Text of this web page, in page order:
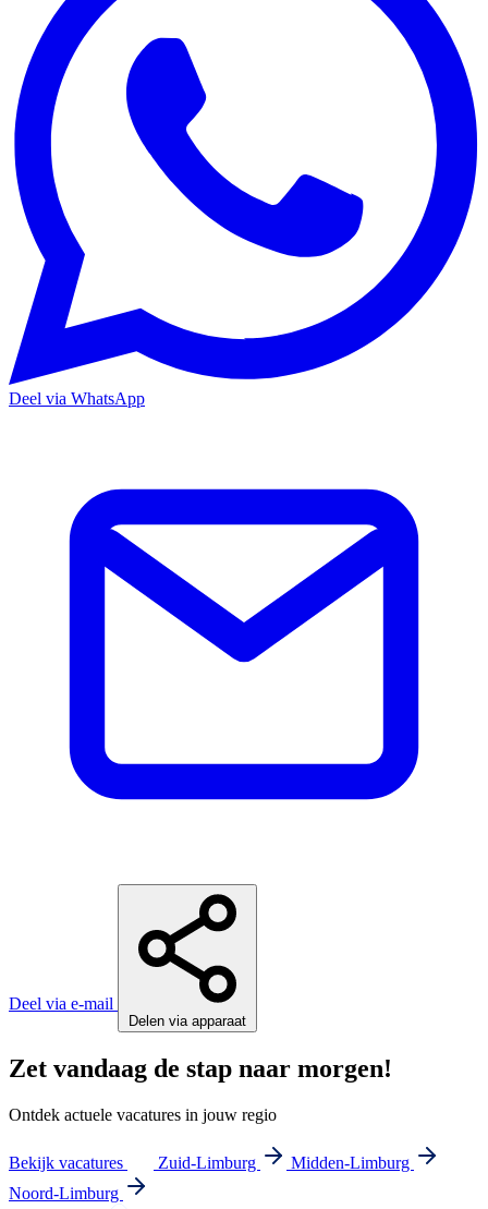
Deel via WhatsApp
Deel via e-mail
Delen via apparaat
Zet vandaag de stap naar morgen!
Ontdek actuele vacatures in jouw regio
Bekijk vacatures Zuid-Limburg
Midden-Limburg
Noord-Limburg